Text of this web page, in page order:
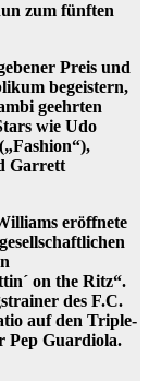
zum fünften
Preis und
begeistern,
geehrten
wie Udo
Garrett
eröffnete
on the Ritz“.
des F.C.
auf den Triple-
Pep Guardiola.